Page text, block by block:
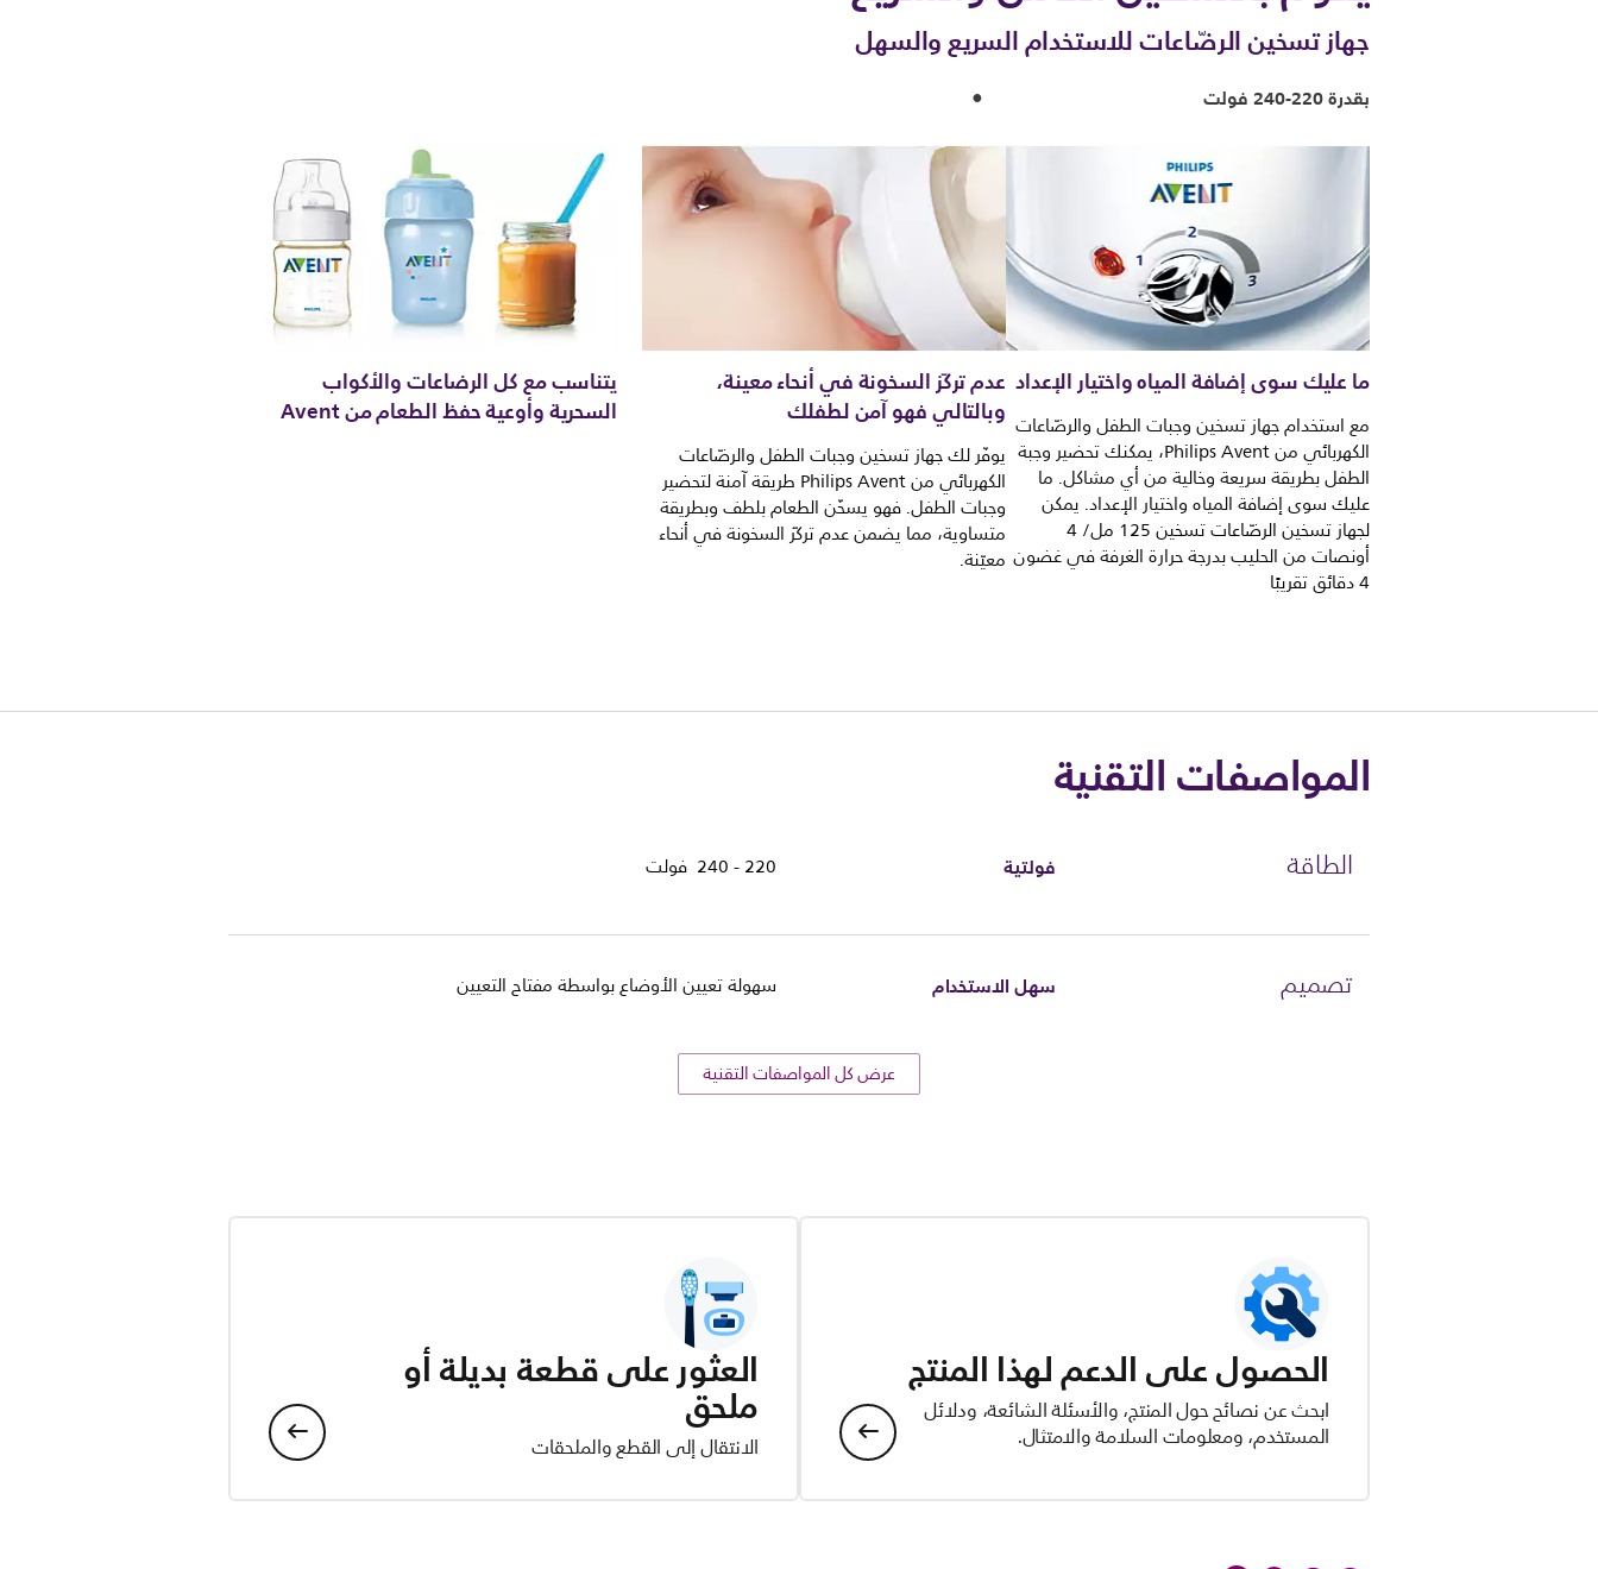
جهاز تسخين الرضّاعات للاستخدام السريع والسهل
بقدرة 220-240 فولت
ما عليك سوى إضافة المياه واختيار الإعداد
مع استخدام جهاز تسخين وجبات الطفل والرضّاعات
الكهربائي من Philips Avent، يمكنك تحضير وجبة
الطفل بطريقة سريعة وخالية من أي مشاكل. ما
عليك سوى إضافة المياه واختيار الإعداد. يمكن
لجهاز تسخين الرضّاعات تسخين 125 مل/ 4
أونصات من الحليب بدرجة حرارة الغرفة في غضون
4 دقائق تقريبًا
عدم تركّز السخونة في أنحاء معينة،
وبالتالي فهو آمن لطفلك
يوفّر لك جهاز تسخين وجبات الطفل والرضّاعات
الكهربائي من Philips Avent طريقة آمنة لتحضير
وجبات الطفل. فهو يسخّن الطعام بلطف وبطريقة
متساوية، مما يضمن عدم تركّز السخونة في أنحاء
معيّنة.
يتناسب مع كل الرضاعات والأكواب
السحرية وأوعية حفظ الطعام من Avent
المواصفات التقنية
الطاقة فولتية 220 - 240 فولت
تصميم سهل الاستخدام سهولة تعيين الأوضاع بواسطة مفتاح التعيين
عرض كل المواصفات التقنية
الحصول على الدعم لهذا المنتج
ابحث عن نصائح حول المنتج، والأسئلة الشائعة، ودلائل
المستخدم، ومعلومات السلامة والامتثال.
العثور على قطعة بديلة أو
ملحق
الانتقال إلى القطع والملحقات